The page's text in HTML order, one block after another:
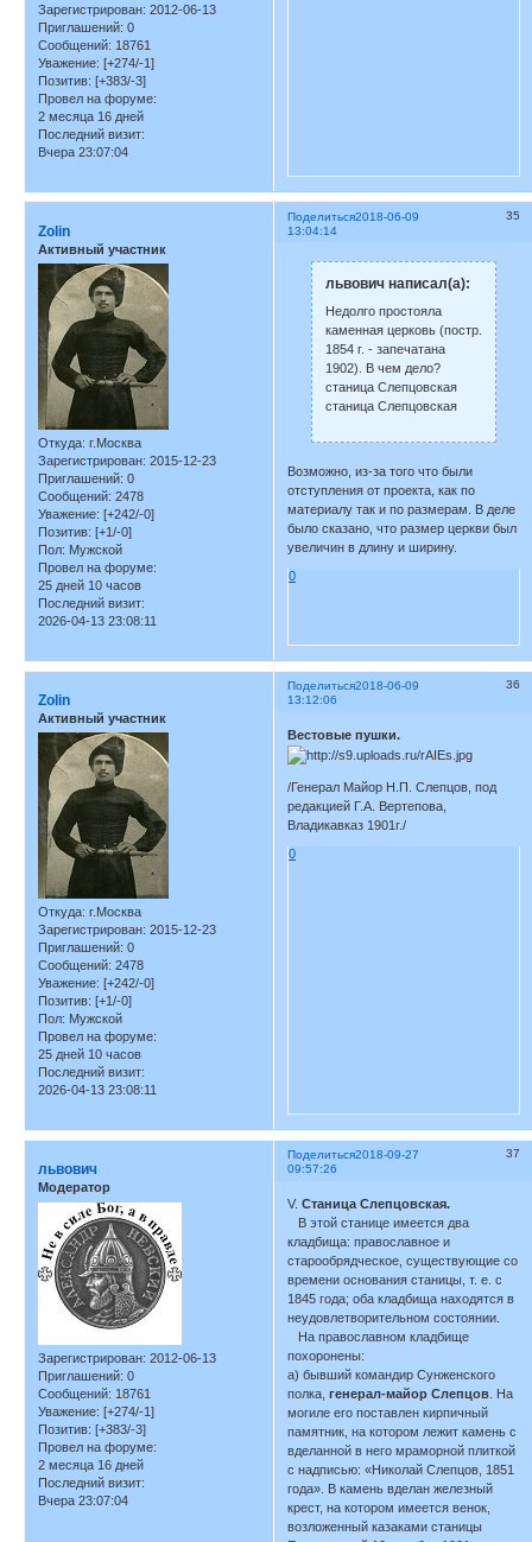
Зарегистрирован: 2012-06-13
Приглашений: 0
Сообщений: 18761
Уважение: [+274/-1]
Позитив: [+383/-3]
Провел на форуме:
2 месяца 16 дней
Последний визит:
Вчера 23:07:04
Поделиться 35
2018-06-09
13:04:14
Zolin
Активный участник
Откуда: г.Москва
Зарегистрирован: 2015-12-23
Приглашений: 0
Сообщений: 2478
Уважение: [+242/-0]
Позитив: [+1/-0]
Пол: Мужской
Провел на форуме:
25 дней 10 часов
Последний визит:
2026-04-13 23:08:11
львович написал(а):
Недолго простояла
каменная церковь (постр.
1854 г. - запечатана
1902). В чем дело?
станица Слепцовская
станица Слепцовская
Возможно, из-за того что были
отступления от проекта, как по
материалу так и по размерам. В деле
было сказано, что размер церкви был
увеличин в длину и ширину.
0
Поделиться 36
2018-06-09
13:12:06
Zolin
Активный участник
Откуда: г.Москва
Зарегистрирован: 2015-12-23
Приглашений: 0
Сообщений: 2478
Уважение: [+242/-0]
Позитив: [+1/-0]
Пол: Мужской
Провел на форуме:
25 дней 10 часов
Последний визит:
2026-04-13 23:08:11
Вестовые пушки.
/Генерал Майор Н.П. Слепцов, под
редакцией Г.А. Вертепова,
Владикавказ 1901г./
0
Поделиться 37
2018-09-27
09:57:26
львович
Модератор
Зарегистрирован: 2012-06-13
Приглашений: 0
Сообщений: 18761
Уважение: [+274/-1]
Позитив: [+383/-3]
Провел на форуме:
2 месяца 16 дней
Последний визит:
Вчера 23:07:04
V.Станица Слепцовская.
В этой станице имеется два
кладбища: православное и
старообрядческое, существующие со
времени основания станицы, т. е. с
1845 года; оба кладбища находятся в
неудовлетворительном состоянии.
На православном кладбище
похоронены:
а) бывший командир Сунженского
полка,генерал-майор Слепцов . На
могиле его поставлен кирпичный
памятник, на котором лежит камень с
вделанной в него мраморной плиткой
с надписью: «Николай Слепцов, 1851
года». В камень вделан железный
крест, на котором имеется венок,
возложенный казаками станицы